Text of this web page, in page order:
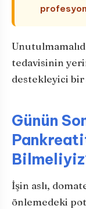
tedavisinin
destekleyici
Günün
İşin aslı,
önlemedeki